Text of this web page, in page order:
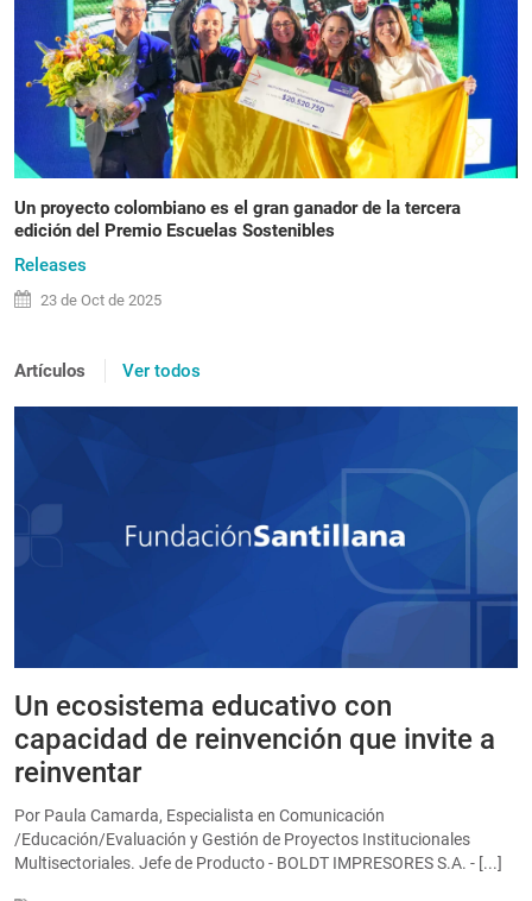
Un proyecto colombiano es el gran ganador de la tercera
edición del Premio Escuelas Sostenibles
Releases
23 de Oct de 2025
Artículos Ver todos
Un ecosistema educativo con
capacidad de reinvención que invite a
reinventar
Por Paula Camarda, Especialista en Comunicación
/Educación/Evaluación y Gestión de Proyectos Institucionales
Multisectoriales. Jefe de Producto - BOLDT IMPRESORES S.A. - [...]